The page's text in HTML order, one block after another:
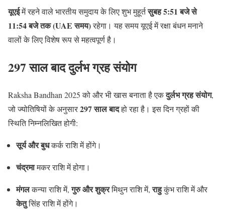
यूएईमें रहने वाले भारतीय समुदाय के लिए शुभ मुहूर्तसुबह 5:51 बजे से
11:54 बजे तक (UAE समय)रहेगा। यह समय यूएई में रक्षा बंधन मनाने
वालों के लिए विशेष रूप से महत्वपूर्ण है।
297 साल बाद दुर्लभ ग्रह संयोग
Raksha Bandhan 2025 को और भी खास बनाता है एकदुर्लभ ग्रह संयोग,
जो ज्योतिषियों के अनुसार297 साल बादहो रहा है। इस दिन ग्रहों की
स्थिति निम्नलिखित होगी:
सूर्य और बुधकर्क राशि में होंगे।
चंद्रमामकर राशि में होगा।
मंगलकन्या राशि में,गुरु और शुक्रमिथुन राशि में,राहुकुंभ राशि में और
केतुसिंह राशि में होंगे।